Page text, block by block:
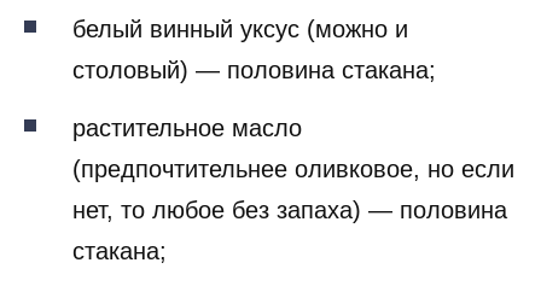
белый винный уксус (можно и
столовый) — половина стакана;
растительное масло
(предпочтительнее оливковое, но если
нет, то любое без запаха) — половина
стакана;